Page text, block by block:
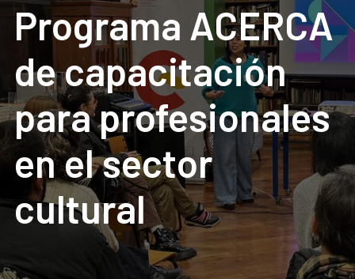
Programa ACERCA
de capacitación
para profesionales
en el sector
cultural